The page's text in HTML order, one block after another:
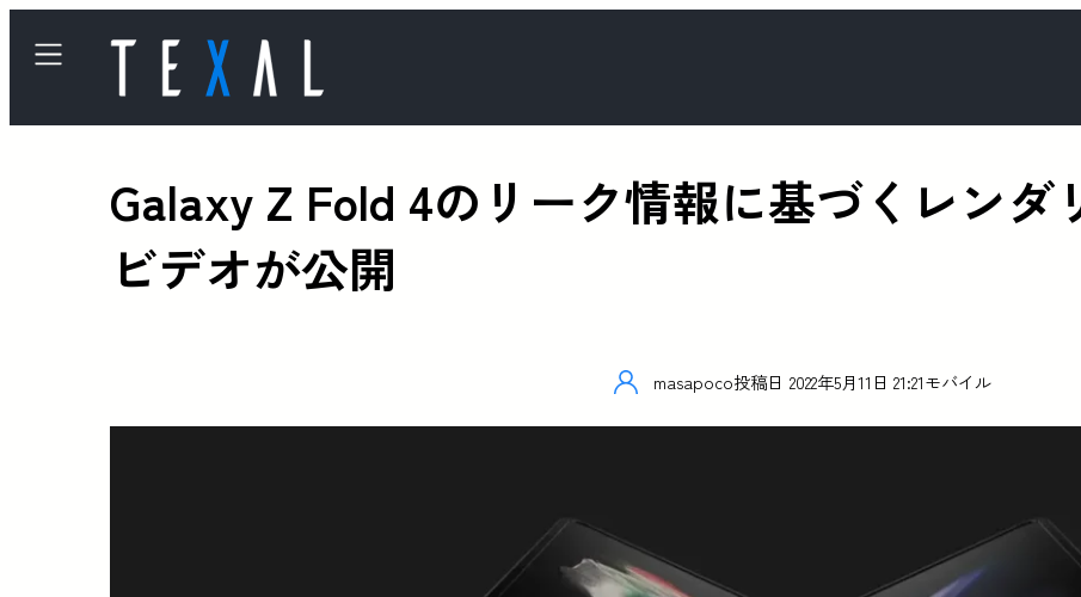
Galaxy Z Fold 4のリーク情報に基づくレンダ
ビデオが公開
masapoco投稿日 2022年5月11日 21:21モバイル